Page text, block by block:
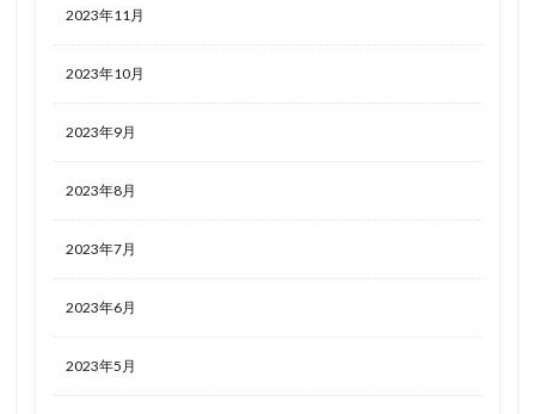
2023年11月
2023年10月
2023年9月
2023年8月
2023年7月
2023年6月
2023年5月